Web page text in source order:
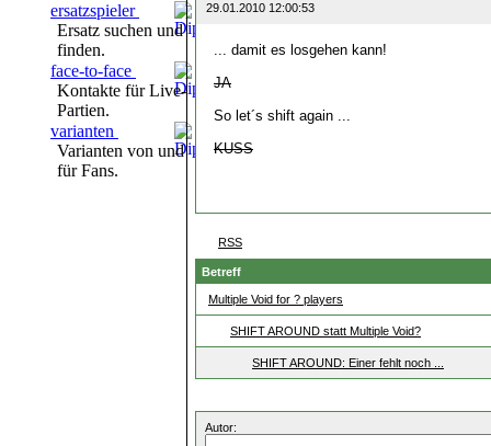
ersatzspieler
Ersatz suchen und
finden.
face-to-face
Kontakte für Live-
Partien.
varianten
Varianten von und
für Fans.
29.01.2010 12:00:53
... damit es losgehen kann!
JA
So let´s shift again ...
KUSS
RSS
Betreff
Multiple Void for ? players
SHIFT AROUND statt Multiple Void?
SHIFT AROUND: Einer fehlt noch ...
Autor: